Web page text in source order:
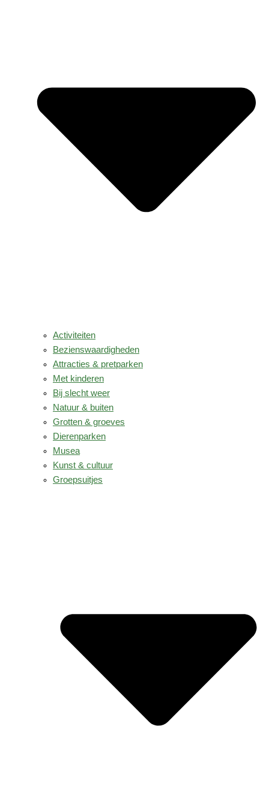
Activiteiten
Bezienswaardigheden
Attracties & pretparken
Met kinderen
Bij slecht weer
Natuur & buiten
Grotten & groeves
Dierenparken
Musea
Kunst & cultuur
Groepsuitjes